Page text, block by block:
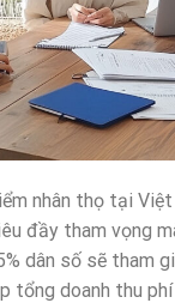
nhân thọ tại
đầy tham vọng
dân số sẽ tham
tổng doanh thu